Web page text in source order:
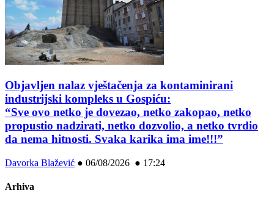
Objavljen nalaz vještačenja za kontaminirani
industrijski kompleks u Gospiću:
“Sve ovo netko je dovezao, netko zakopao, netko
propustio nadzirati, netko dozvolio, a netko tvrdio
da nema hitnosti. Svaka karika ima ime!!!”
Davorka Blažević ● 06/08/2026 ● 17:24
Arhiva